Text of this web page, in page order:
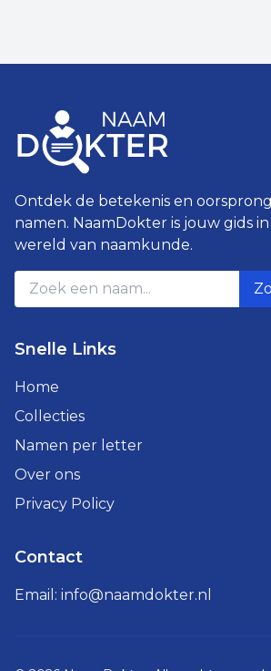
Ontdek de betekenis en
namen. NaamDokter is jouw gids
wereld van naamkunde.
Snelle Links
Home
Collecties
Namen per letter
Over ons
Privacy Policy
Contact
Email: info@naamdokter.nl